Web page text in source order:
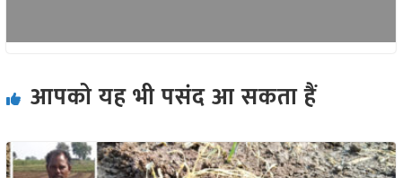
आपको यह भी पसंद आ सकता हैं